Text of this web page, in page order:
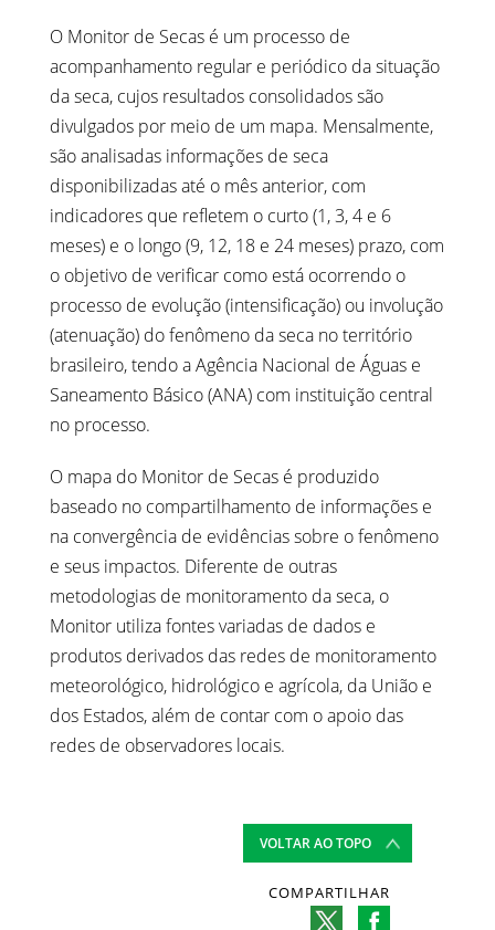
O Monitor de Secas é um processo de
acompanhamento regular e periódico da situação
da seca, cujos resultados consolidados são
divulgados por meio de um mapa. Mensalmente,
são analisadas informações de seca
disponibilizadas até o mês anterior, com
indicadores que refletem o curto (1, 3, 4 e 6
meses) e o longo (9, 12, 18 e 24 meses) prazo, com
o objetivo de verificar como está ocorrendo o
processo de evolução (intensificação) ou involução
(atenuação) do fenômeno da seca no território
brasileiro, tendo a Agência Nacional de Águas e
Saneamento Básico (ANA) com instituição central
no processo.
O mapa do Monitor de Secas é produzido
baseado no compartilhamento de informações e
na convergência de evidências sobre o fenômeno
e seus impactos. Diferente de outras
metodologias de monitoramento da seca, o
Monitor utiliza fontes variadas de dados e
produtos derivados das redes de monitoramento
meteorológico, hidrológico e agrícola, da União e
dos Estados, além de contar com o apoio das
redes de observadores locais.
VOLTAR AO TOPO
COMPARTILHAR